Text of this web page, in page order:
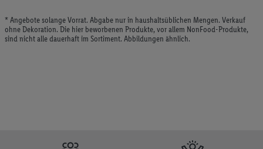
* Angebote solange Vorrat. Abgabe nur in haushaltsüblichen Mengen. Verkauf
ohne Dekoration. Die hier beworbenen Produkte, vor allem NonFood-Produkte,
sind nicht alle dauerhaft im Sortiment. Abbildungen ähnlich.